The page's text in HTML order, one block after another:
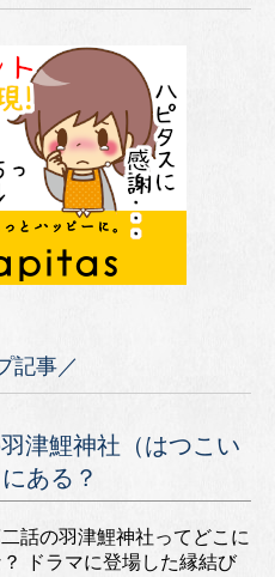
記事／
津鯉神社（はつこい
ある？
二話の羽津鯉神社ってどこに
ドラマに登場した縁結び